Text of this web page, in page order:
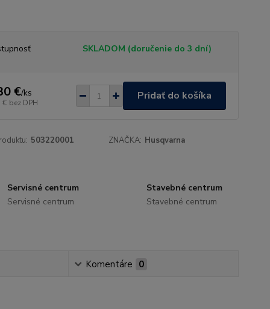
SKLADOM (doručenie do 3 dní)
€/ks
€ bez DPH
Pridať do košíka
503220001 ZNAČKA: Husqvarna
Servisné centrum
Servisné centrum
Stavebné centrum
Stavebné centrum
Komentáre 0